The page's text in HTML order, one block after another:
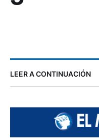
LEER A CONTINUACIÓN